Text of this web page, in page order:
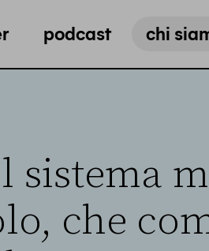
podcast chi
sistema
che